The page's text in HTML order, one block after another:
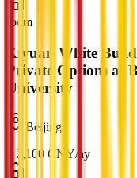
room
Xiyuan White
Private Option) at
University
Beijing
2,100 CNY/ ay